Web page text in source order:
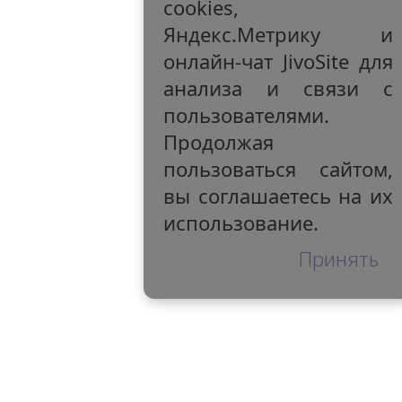
cookies,
Яндекс.Метрику и
онлайн-чат JivoSite для
анализа и связи с
пользователями.
Продолжая
пользоваться сайтом,
вы соглашаетесь на их
использование.
Принять